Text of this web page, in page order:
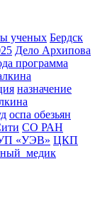
ученых Бердск
Дело Архипова
программа
назначение
оспа обезьян
СО РАН
«УЭВ» ЦКП